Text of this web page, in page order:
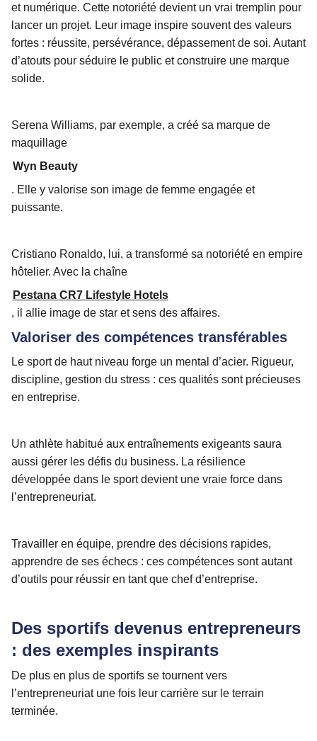
et numérique. Cette notoriété devient un vrai tremplin pour
lancer un projet. Leur image inspire souvent des valeurs
fortes : réussite, persévérance, dépassement de soi. Autant
d’atouts pour séduire le public et construire une marque
solide.
Serena Williams, par exemple, a créé sa marque de
maquillage
Wyn Beauty
. Elle y valorise son image de femme engagée et
puissante.
Cristiano Ronaldo, lui, a transformé sa notoriété en empire
hôtelier. Avec la chaîne
Pestana CR7 Lifestyle Hotels
, il allie image de star et sens des affaires.
Valoriser des compétences transférables
Le sport de haut niveau forge un mental d’acier. Rigueur,
discipline, gestion du stress : ces qualités sont précieuses
en entreprise.
Un athlète habitué aux entraînements exigeants saura
aussi gérer les défis du business. La résilience
développée dans le sport devient une vraie force dans
l’entrepreneuriat.
Travailler en équipe, prendre des décisions rapides,
apprendre de ses échecs : ces compétences sont autant
d’outils pour réussir en tant que chef d’entreprise.
Des sportifs devenus entrepreneurs
: des exemples inspirants
De plus en plus de sportifs se tournent vers
l’entrepreneuriat une fois leur carrière sur le terrain
terminée.